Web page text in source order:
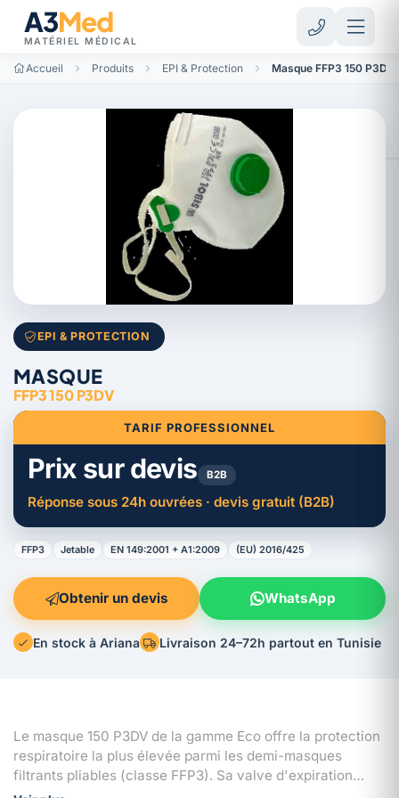
A3Med
MATÉRIEL MÉDICAL
Accueil Produits EPI & Protection Masque FFP3 150 P3DV
EPI & PROTECTION
MASQUE
FFP3 150 P3DV
TARIF PROFESSIONNEL
Prix sur devis B2B
Réponse sous 24h ouvrées · devis gratuit (B2B)
FFP3 Jetable EN 149:2001 + A1:2009 (EU) 2016/425
Obtenir un devis WhatsApp
En stock à Ariana Livraison 24–72h partout en Tunisie
Le masque 150 P3DV de la gamme Eco offre la protection
respiratoire la plus élevée parmi les demi-masques
filtrants pliables (classe FFP3). Sa valve d'expiration